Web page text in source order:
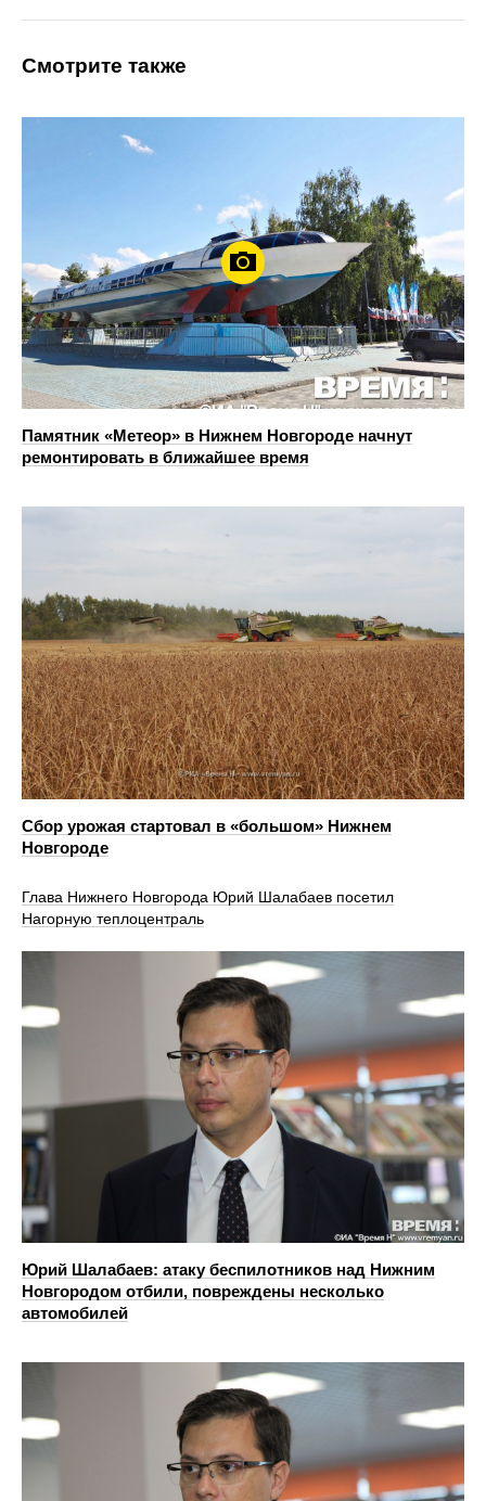
Смотрите также
Памятник «Метеор» в Нижнем Новгороде начнут
ремонтировать в ближайшее время
Сбор урожая стартовал в «большом» Нижнем
Новгороде
Глава Нижнего Новгорода Юрий Шалабаев посетил
Нагорную теплоцентраль
Юрий Шалабаев: атаку беспилотников над Нижним
Новгородом отбили, повреждены несколько
автомобилей